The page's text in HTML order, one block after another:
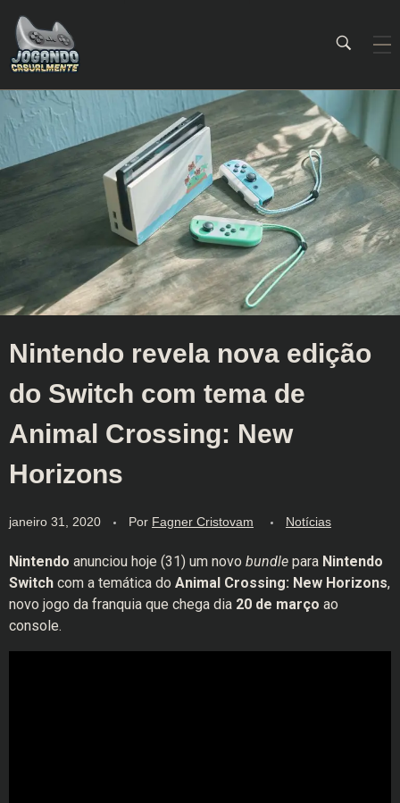
Jogando Casualmente
Conteúdo family friendly sobre games! Desde 2019 analisando jogos.
Nintendo revela nova edição
do Switch com tema de
Animal Crossing: New
Horizons
janeiro 31, 2020 Por Fagner Cristovam Notícias
Nintendo anunciou hoje (31) um novo bundle para Nintendo
Switch com a temática do Animal Crossing: New Horizons,
novo jogo da franquia que chega dia 20 de março ao
console.